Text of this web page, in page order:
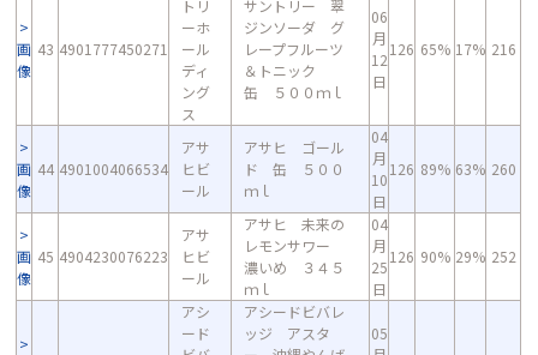
画
像
43 4901777450271
トリ
ーホ
ール
ディ
ング
ス
サントリー 翠
ジンソーダ グ
レープフルーツ
＆トニック
缶 ５００ｍｌ
06
月
12
日
126 65% 17% 216
画
像
44 4901004066534
アサ
ヒビ
ール
アサヒ ゴール
ド 缶 ５００
ｍｌ
04
月
10
日
126 89% 63% 260
画
像
45 4904230076223
アサ
ヒビ
ール
アサヒ 未来の
レモンサワー
濃いめ ３４５
ｍｌ
04
月
25
日
126 90% 29% 252
アシ
ード
アシードビバレ
ッジ アスタ
05